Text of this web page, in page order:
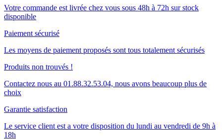
Votre commande est livrée chez vous sous 48h à 72h sur stock
disponible
Paiement sécurisé
Les moyens de paiement proposés sont tous totalement sécurisés
Produits non trouvés !
Contactez nous au 01.88.32.53.04, nous avons beaucoup plus de
choix
Garantie satisfaction
Le service client est a votre disposition du lundi au vendredi de 9h à
18h